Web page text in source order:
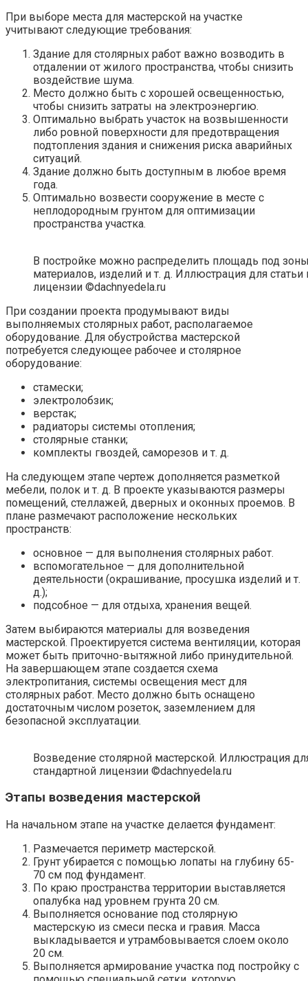
При выборе места для мастерской на участке
учитывают следующие требования:
Здание для столярных работ важно возводить в
отдалении от жилого пространства, чтобы снизить
воздействие шума.
Место должно быть с хорошей освещенностью,
чтобы снизить затраты на электроэнергию.
Оптимально выбрать участок на возвышенности
либо ровной поверхности для предотвращения
подтопления здания и снижения риска аварийных
ситуаций.
Здание должно быть доступным в любое время
года.
Оптимально возвести сооружение в месте с
неплодородным грунтом для оптимизации
пространства участка.
В постройке можно распределить площадь под
материалов, изделий и т. д. Иллюстрация для статьи
лицензии ©dachnyedela.ru
При создании проекта продумывают виды
выполняемых столярных работ, располагаемое
оборудование. Для обустройства мастерской
потребуется следующее рабочее и столярное
оборудование:
стамески;
электролобзик;
верстак;
радиаторы системы отопления;
столярные станки;
комплекты гвоздей, саморезов и т. д.
На следующем этапе чертеж дополняется разметкой
мебели, полок и т. д. В проекте указываются размеры
помещений, стеллажей, дверных и оконных проемов. В
плане размечают расположение нескольких
пространств:
основное — для выполнения столярных работ.
вспомогательное — для дополнительной
деятельности (окрашивание, просушка изделий и т.
д.);
подсобное — для отдыха, хранения вещей.
Затем выбираются материалы для возведения
мастерской. Проектируется система вентиляции, которая
может быть приточно-вытяжной либо принудительной.
На завершающем этапе создается схема
электропитания, системы освещения мест для
столярных работ. Место должно быть оснащено
достаточным числом розеток, заземлением для
безопасной эксплуатации.
Возведение столярной мастерской. Иллюстрация
стандартной лицензии ©dachnyedela.ru
Этапы возведения мастерской
На начальном этапе на участке делается фундамент:
Размечается периметр мастерской.
Грунт убирается с помощью лопаты на глубину 65-
70 см под фундамент.
По краю пространства территории выставляется
опалубка над уровнем грунта 20 см.
Выполняется основание под столярную
мастерскую из смеси песка и гравия. Масса
выкладывается и утрамбовывается слоем около
20 см.
Выполняется армирование участка под постройку с